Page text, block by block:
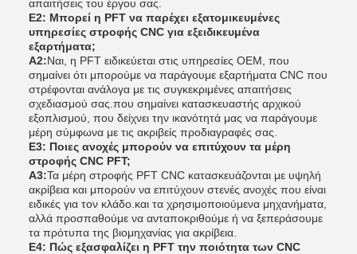
απαιτήσεις του έργου σας.
Ε2: Μπορεί η PFT να παρέχει εξατομικευμένες
υπηρεσίες στροφής CNC για εξειδικευμένα
εξαρτήματα;
Α2:Ναι, η PFT ειδικεύεται στις υπηρεσίες OEM, που
σημαίνει ότι μπορούμε να παράγουμε εξαρτήματα CNC που
στρέφονται ανάλογα με τις συγκεκριμένες απαιτήσεις
σχεδιασμού σας.που σημαίνει κατασκευαστής αρχικού
εξοπλισμού, που δείχνει την ικανότητά μας να παράγουμε
μέρη σύμφωνα με τις ακριβείς προδιαγραφές σας.
Ε3: Ποιες ανοχές μπορούν να επιτύχουν τα μέρη
στροφής CNC PFT;
Α3:Τα μέρη στροφής PFT CNC κατασκευάζονται με υψηλή
ακρίβεια και μπορούν να επιτύχουν στενές ανοχές που είναι
ειδικές για τον κλάδο.και τα χρησιμοποιούμενα μηχανήματα,
αλλά προσπαθούμε να ανταποκριθούμε ή να ξεπεράσουμε
τα πρότυπα της βιομηχανίας για ακρίβεια.
Ε4: Πώς εξασφαλίζει η PFT την ποιότητα των CNC